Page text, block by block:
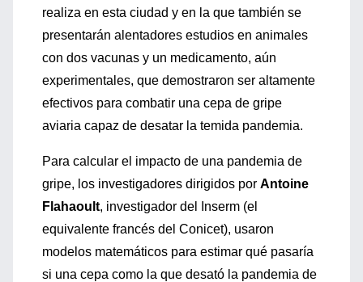
realiza en esta ciudad y en la que también se
presentarán alentadores estudios en animales
con dos vacunas y un medicamento, aún
experimentales, que demostraron ser altamente
efectivos para combatir una cepa de gripe
aviaria capaz de desatar la temida pandemia.
Para calcular el impacto de una pandemia de
gripe, los investigadores dirigidos por Antoine
Flahaoult, investigador del Inserm (el
equivalente francés del Conicet), usaron
modelos matemáticos para estimar qué pasaría
si una cepa como la que desató la pandemia de